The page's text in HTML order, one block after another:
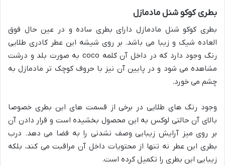
بطری کوکو شنل مادمازل
بطری کوکو شنل مادمازل دارای بطری ساده و در عین حال فوق
العاده شیک و زیبا می باشد. بر روی شیشه این عطر کادری طلایی
رنگ وجود دارد که در داخل آن کلمه coco به صورت بلد و درشت
مشاهده می شود و در پایین آن نیز با حروف کوچک تر مادمازل به
چشم می خورد.
وجود رنگ های طلایی در برخی از قسمت های این بطری خصوصا
بالای آن حالتی لوکس به این محصول بخشیده است و قرار دادن آن
بر روی میز آرایش زیبایی وصف نشدنی را به فضا می دهد. درب
بطری این عطر نه تنها از محتویات داخل آن مراقبت می کند، بلکه
زیبایی این بطری را تکمیل کرده است.